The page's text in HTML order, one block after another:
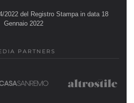
2022 del Registro Stampa in data 18
Gennaio 2022
PARTNERS